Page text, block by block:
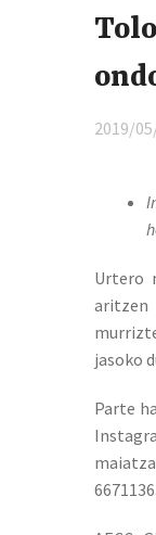
2019/
Urtero
aritzen
jasoko
Parte